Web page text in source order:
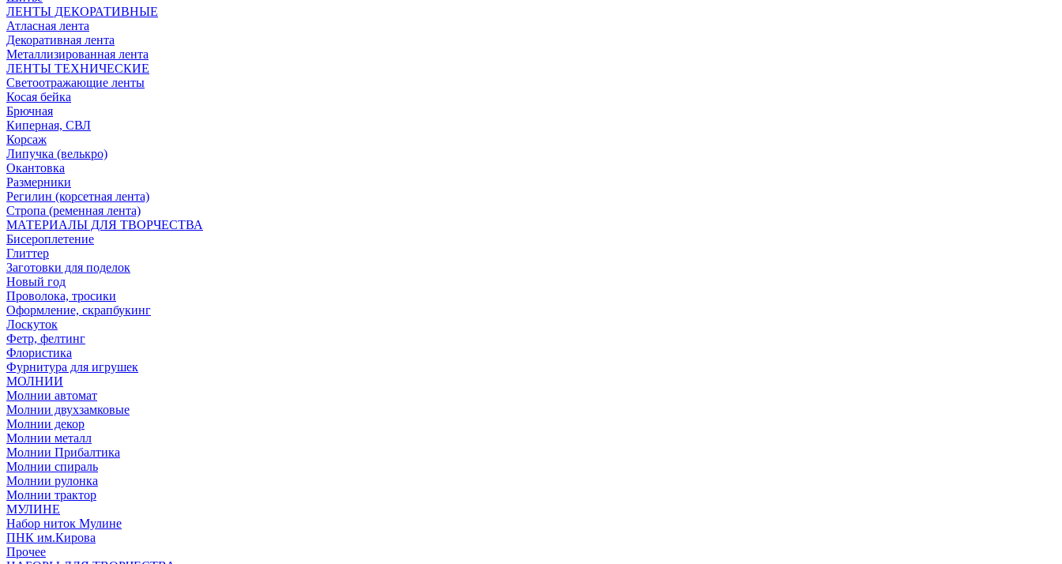
ЛЕНТЫ ДЕКОРАТИВНЫЕ
Атласная лента
Декоративная лента
Металлизированная лента
ЛЕНТЫ ТЕХНИЧЕСКИЕ
Светоотражающие ленты
Косая бейка
Брючная
Киперная, СВЛ
Корсаж
Липучка (велькро)
Окантовка
Размерники
Регилин (корсетная лента)
Стропа (ременная лента)
МАТЕРИАЛЫ ДЛЯ ТВОРЧЕСТВА
Бисероплетение
Глиттер
Заготовки для поделок
Новый год
Проволока, тросики
Оформление, скрапбукинг
Лоскуток
Фетр, фелтинг
Флористика
Фурнитура для игрушек
МОЛНИИ
Молнии автомат
Молнии двухзамковые
Молнии декор
Молнии металл
Молнии Прибалтика
Молнии спираль
Молнии рулонка
Молнии трактор
МУЛИНЕ
Набор ниток Мулине
ПНК им.Кирова
Прочее